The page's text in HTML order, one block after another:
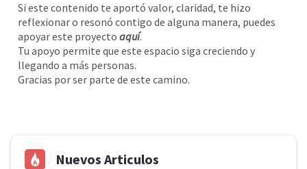
Si este contenido te aportó valor, claridad, te hizo
reflexionar o resonó contigo de alguna manera, puedes
apoyar este proyecto aquí.
Tu apoyo permite que este espacio siga creciendo y
llegando a más personas.
Gracias por ser parte de este camino.
Nuevos Articulos